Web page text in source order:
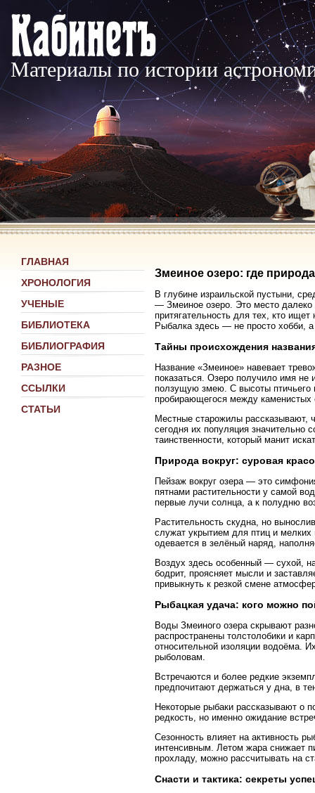
Материалы по истории
ГЛАВНАЯ
ХРОНОЛОГИЯ
УЧЕНЫЕ
БИБЛИОТЕКА
БИБЛИОГРАФИЯ
РАЗНОЕ
ССЫЛКИ
СТАТЬИ
Змеиное озеро: где
В глубине израильской пустыни,
— Змеиное озеро. Это место далеко
притягательность для тех, кто
Рыбалка здесь — не просто хобби, а
Тайны происхождения
Название «Змеиное» навевает
показаться. Озеро получило имя
ползущую змею. С высоты птичьего
пробирающегося между каменистых
Местные старожилы рассказывают,
сегодня их популяция значительно
таинственности, который манит
Природа вокруг: суровая
Пейзаж вокруг озера — это
пятнами растительности у самой
первые лучи солнца, а к полудню
Растительность скудна, но
служат укрытием для птиц и
одевается в зелёный наряд,
Воздух здесь особенный — сухой,
бодрит, проясняет мысли и
привыкнуть к резкой смене
Рыбацкая удача: кого можно
Воды Змеиного озера скрывают
распространены толстолобики и
относительной изоляции водоёма.
рыболовам.
Встречаются и более редкие
предпочитают держаться у дна, в
Некоторые рыбаки рассказывают о
редкость, но именно ожидание
Сезонность влияет на активность
интенсивным. Летом жара снижает
прохладу, можно рассчитывать на
Снасти и тактика: секреты